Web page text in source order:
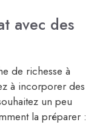
avec des
de richesse à
à incorporer des
un peu
la préparer :